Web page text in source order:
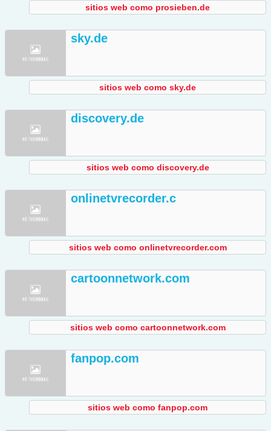
sitios web como prosieben.de
sky.de
sitios web como sky.de
discovery.de
sitios web como discovery.de
onlinetvrecorder.c
sitios web como onlinetvrecorder.com
cartoonnetwork.com
sitios web como cartoonnetwork.com
fanpop.com
sitios web como fanpop.com